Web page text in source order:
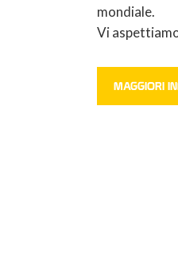
mondiale.
Vi
MAGGIORI